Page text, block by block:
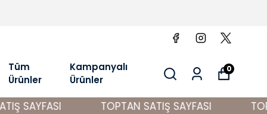
Tüm
Ürünler
Kampanyalı
Ürünler
0
SAYFASI TOPTAN SATIŞ SAYFASI